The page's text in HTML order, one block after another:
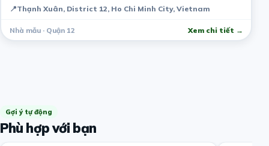
📍Thạnh Xuân, District 12, Ho Chi Minh City, Vietnam
Nhà mẫu · Quận 12 Xem chi tiết →
Gợi ý tự động
Phù hợp với bạn